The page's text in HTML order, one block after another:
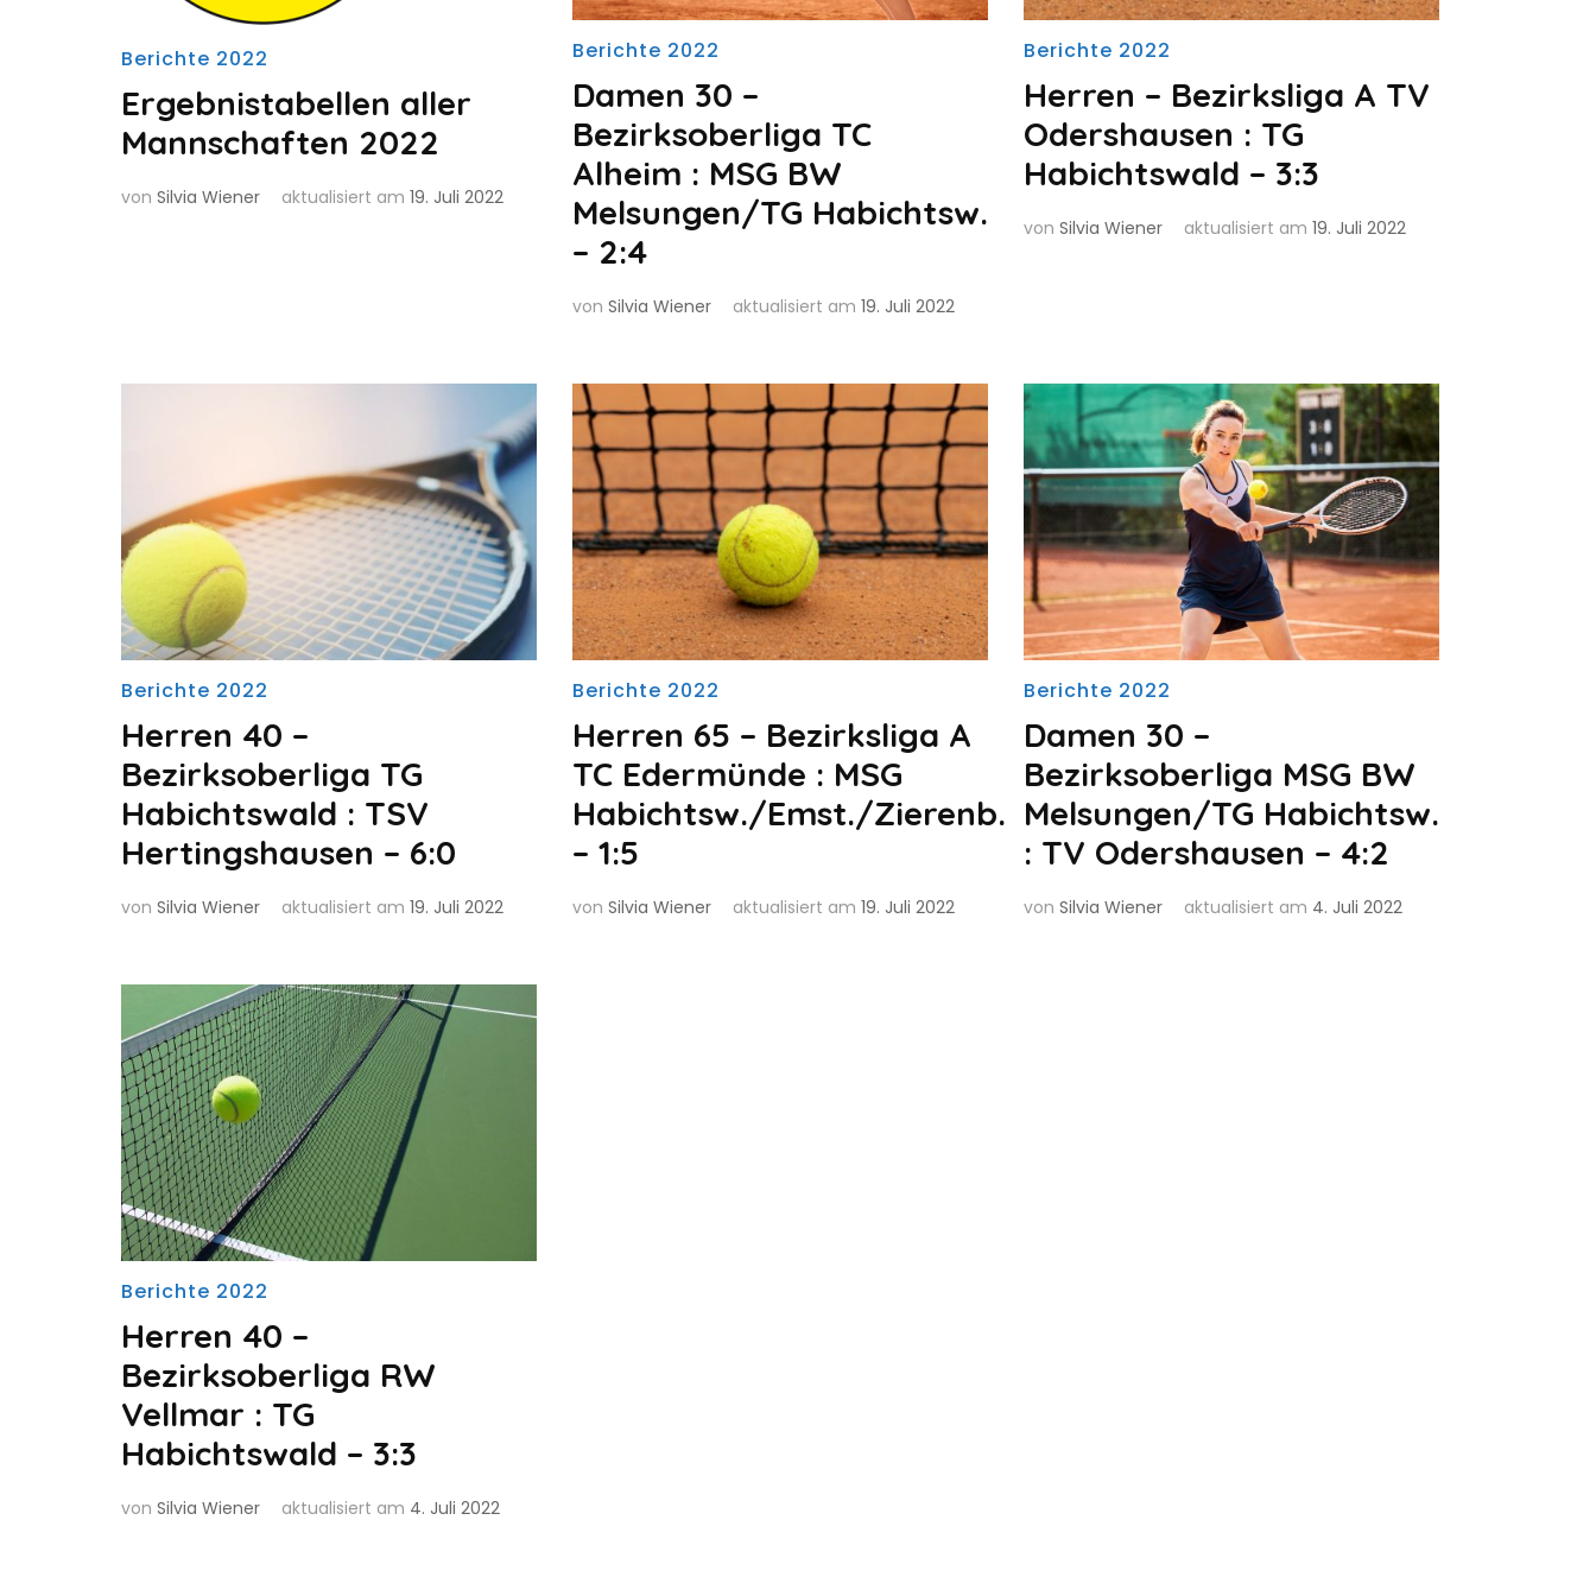
Berichte 2022
Ergebnistabellen aller
Mannschaften 2022
von Silvia Wiener aktualisiert am 19. Juli 2022
Berichte 2022
Damen 30 –
Bezirksoberliga TC
Alheim : MSG BW
Melsungen/TG Habichtsw.
– 2:4
von Silvia Wiener aktualisiert am 19. Juli 2022
Berichte 2022
Herren – Bezirksliga A TV
Odershausen : TG
Habichtswald – 3:3
von Silvia Wiener aktualisiert am 19. Juli 2022
Berichte 2022
Herren 40 –
Bezirksoberliga TG
Habichtswald : TSV
Hertingshausen – 6:0
von Silvia Wiener aktualisiert am 19. Juli 2022
Berichte 2022
Herren 65 – Bezirksliga A
TC Edermünde : MSG
Habichtsw./Emst./Zierenb.
– 1:5
von Silvia Wiener aktualisiert am 19. Juli 2022
Berichte 2022
Damen 30 –
Bezirksoberliga MSG BW
Melsungen/TG Habichtsw.
: TV Odershausen – 4:2
von Silvia Wiener aktualisiert am 4. Juli 2022
Berichte 2022
Herren 40 –
Bezirksoberliga RW
Vellmar : TG
Habichtswald – 3:3
von Silvia Wiener aktualisiert am 4. Juli 2022